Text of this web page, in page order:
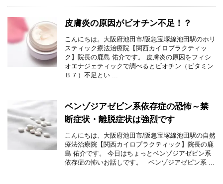
皮膚炎の原因がビオチン不足！？
こんにちは。大阪府池田市/阪急宝塚線池田駅のホリ
スティック療法治療院【関西カイロプラクティッ
ク】院長の鹿島 佑介です。 皮膚炎の原因をフィシ
オエナジェティックで調べるとビオチン（ビタミン
Ｂ７）不足とい ...
ベンゾジアゼピン系依存症の恐怖～禁
断症状・離脱症状は強烈です
こんにちは、大阪府池田市/阪急宝塚線池田駅の自然
療法治療院【関西カイロプラクティック】院長の鹿
島 佑介です。 今日はちょっとベンゾジアゼピン系
依存症の怖いお話しです。 ベンゾジアゼピン系 ...